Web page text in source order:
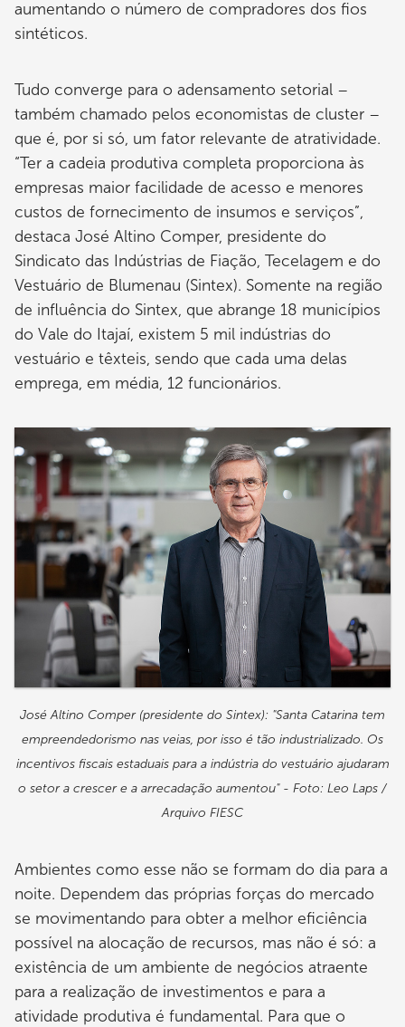
aumentando o número de compradores dos fios
sintéticos.
Tudo converge para o adensamento setorial –
também chamado pelos economistas de cluster –
que é, por si só, um fator relevante de atratividade.
“Ter a cadeia produtiva completa proporciona às
empresas maior facilidade de acesso e menores
custos de fornecimento de insumos e serviços”,
destaca José Altino Comper, presidente do
Sindicato das Indústrias de Fiação, Tecelagem e do
Vestuário de Blumenau (Sintex). Somente na região
de influência do Sintex, que abrange 18 municípios
do Vale do Itajaí, existem 5 mil indústrias do
vestuário e têxteis, sendo que cada uma delas
emprega, em média, 12 funcionários.
José Altino Comper (presidente do Sintex): "Santa Catarina tem
empreendedorismo nas veias, por isso é tão industrializado. Os
incentivos fiscais estaduais para a indústria do vestuário ajudaram
o setor a crescer e a arrecadação aumentou" - Foto: Leo Laps /
Arquivo FIESC
Ambientes como esse não se formam do dia para a
noite. Dependem das próprias forças do mercado
se movimentando para obter a melhor eficiência
possível na alocação de recursos, mas não é só: a
existência de um ambiente de negócios atraente
para a realização de investimentos e para a
atividade produtiva é fundamental. Para que o